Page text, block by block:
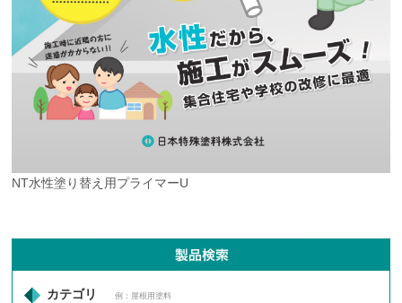
NT水性塗り替え用プライマーU
カテゴリ 例：屋根用塗料